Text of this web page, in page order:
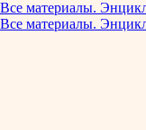
Все материалы.
Все материалы.